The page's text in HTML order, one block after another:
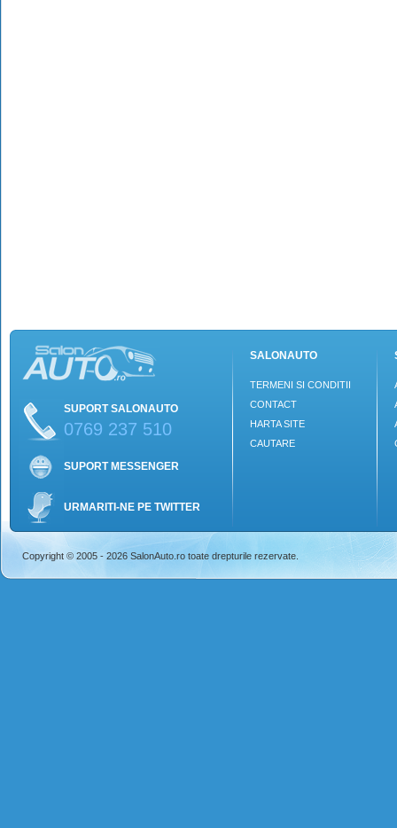
SUPORT SALONAUTO
0769 237 510
SUPORT MESSENGER
URMARITI-NE PE TWITTER
SALONAUTO
TERMENI SI CONDITII
CONTACT
HARTA SITE
CAUTARE
Copyright © 2005 - 2026 SalonAuto.ro toate drepturile rezervate.